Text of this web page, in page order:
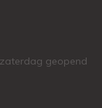
geopend